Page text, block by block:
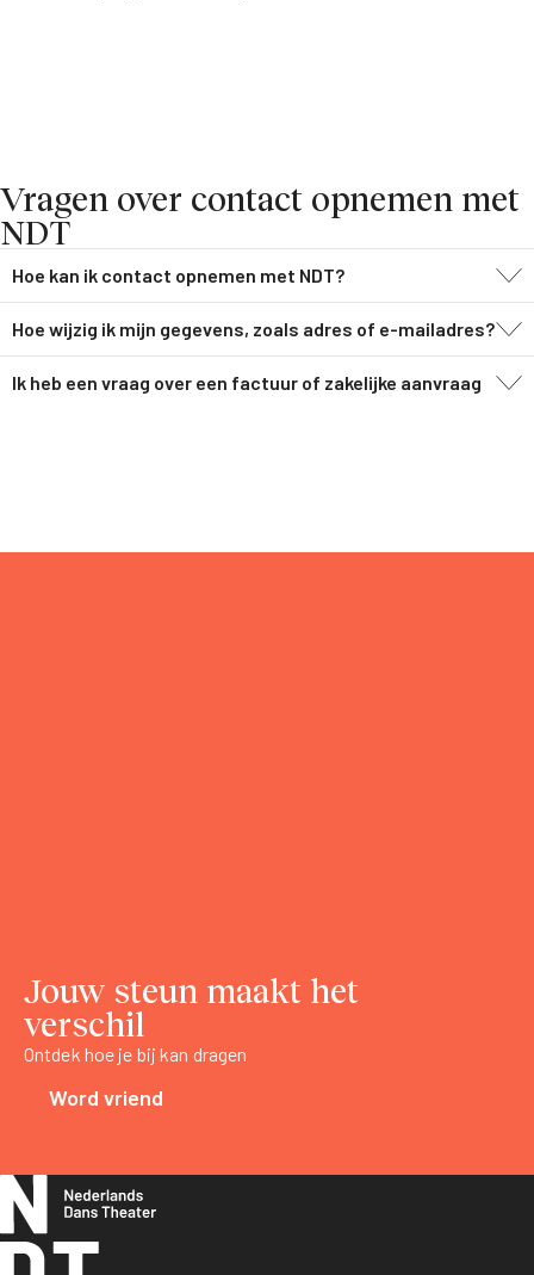
Vragen over contact opnemen met
NDT
Hoe kan ik contact opnemen met NDT?
Hoe wijzig ik mijn gegevens, zoals adres of e-mailadres?
Ik heb een vraag over een factuur of zakelijke aanvraag
Jouw steun maakt het
verschil
Ontdek hoe je bij kan dragen
Word vriend